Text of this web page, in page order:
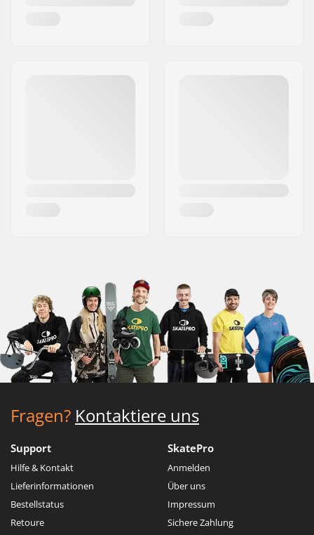
Fragen? Kontaktiere uns
Support
Hilfe & Kontakt
Lieferinformationen
Bestellstatus
Retoure
SkatePro
Anmelden
Über uns
Impressum
Sichere Zahlung